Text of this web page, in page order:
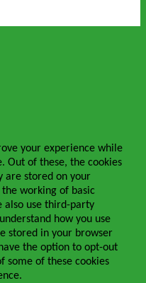
your experience while
Out of these, the cookies
are stored on your
working of basic
also use third-party
how you use
stored in your browser
the option to opt-out
some of these cookies